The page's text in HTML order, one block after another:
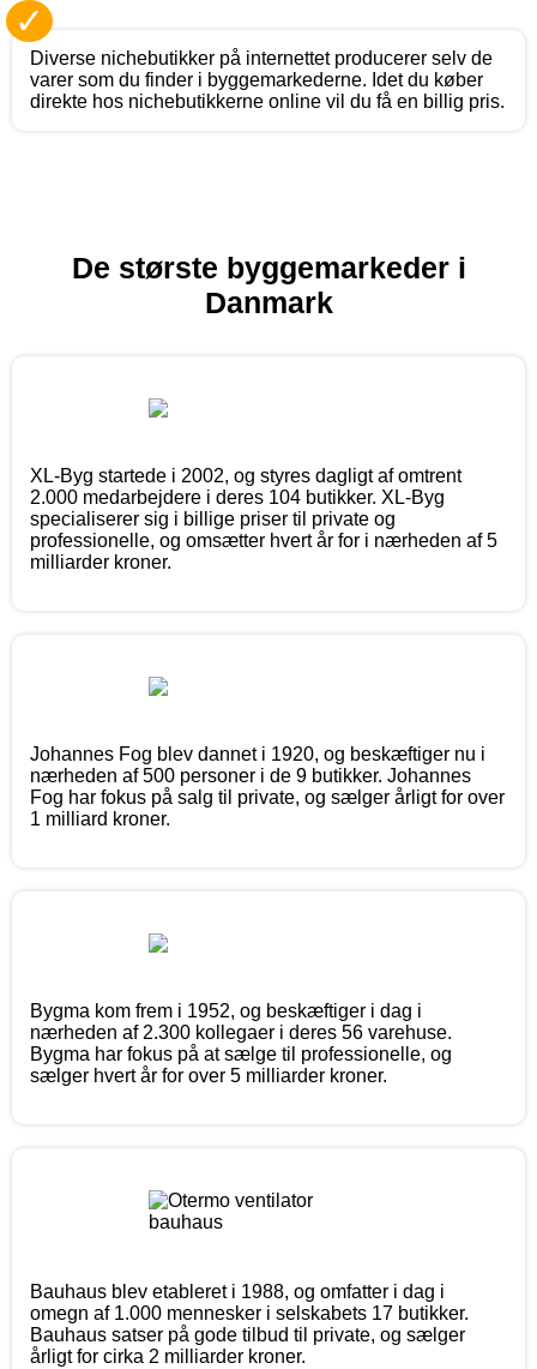
✓
Diverse nichebutikker på internettet producerer selv de
varer som du finder i byggemarkederne. Idet du køber
direkte hos nichebutikkerne online vil du få en billig pris.
De største byggemarkeder i
Danmark
XL-Byg startede i 2002, og styres dagligt af omtrent
2.000 medarbejdere i deres 104 butikker. XL-Byg
specialiserer sig i billige priser til private og
professionelle, og omsætter hvert år for i nærheden af 5
milliarder kroner.
Johannes Fog blev dannet i 1920, og beskæftiger nu i
nærheden af 500 personer i de 9 butikker. Johannes
Fog har fokus på salg til private, og sælger årligt for over
1 milliard kroner.
Bygma kom frem i 1952, og beskæftiger i dag i
nærheden af 2.300 kollegaer i deres 56 varehuse.
Bygma har fokus på at sælge til professionelle, og
sælger hvert år for over 5 milliarder kroner.
Bauhaus blev etableret i 1988, og omfatter i dag i
omegn af 1.000 mennesker i selskabets 17 butikker.
Bauhaus satser på gode tilbud til private, og sælger
årligt for cirka 2 milliarder kroner.